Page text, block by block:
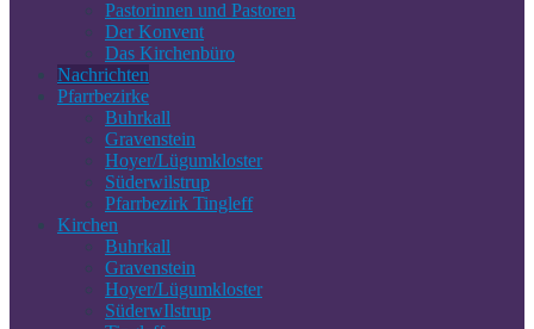
Pastorinnen und Pastoren
Der Konvent
Das Kirchenbüro
Nachrichten
Pfarrbezirke
Buhrkall
Gravenstein
Hoyer/Lügumkloster
Süderwilstrup
Pfarrbezirk Tingleff
Kirchen
Buhrkall
Gravenstein
Hoyer/Lügumkloster
SüderwIlstrup